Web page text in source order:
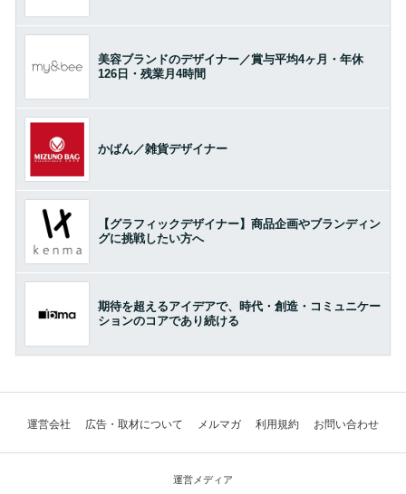
美容ブランドのデザイナー／賞与平均4ヶ月・年休
126日・残業月4時間
かばん／雑貨デザイナー
【グラフィックデザイナー】商品企画やブランディン
グに挑戦したい方へ
期待を超えるアイデアで、時代・創造・コミュニケー
ションのコアであり続ける
運営会社 広告・取材について メルマガ 利用規約 お問い合わせ
運営メディア